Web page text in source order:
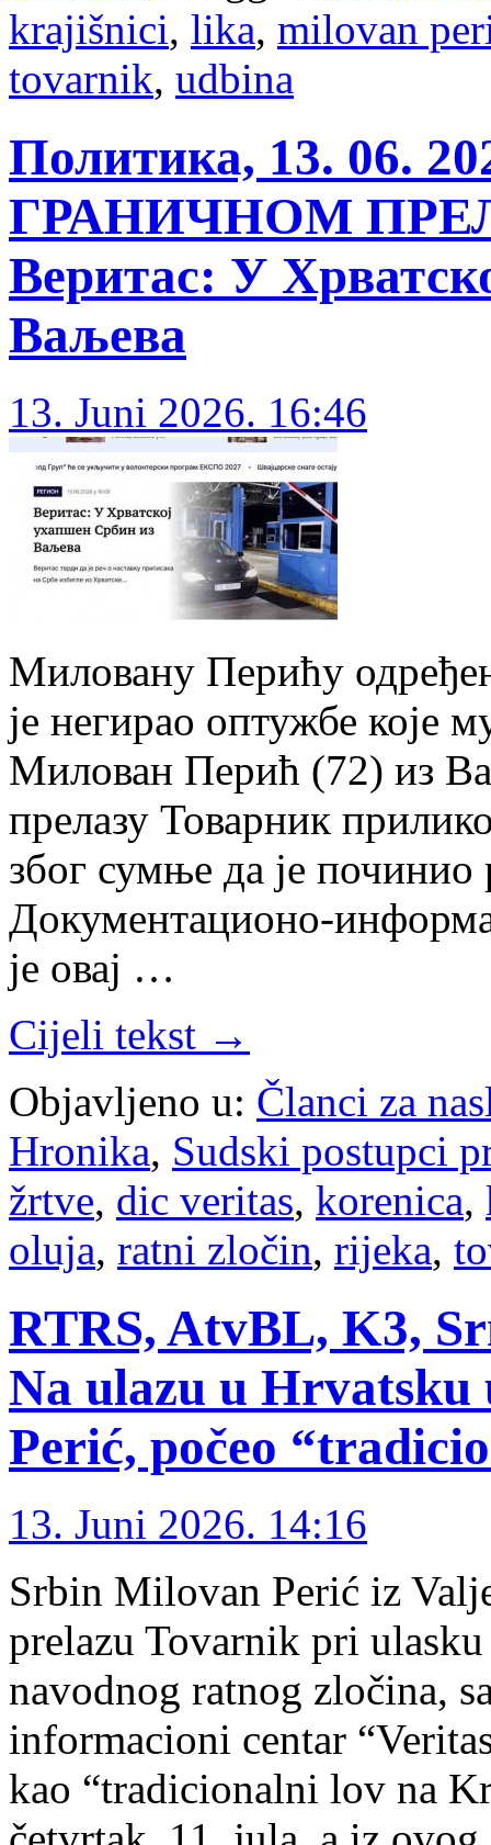
krajišnici, lika, milovan
tovarnik, udbina
Политика, 13. 06.
ГРАНИЧНОМ
Веритас: У
Ваљева
13. Juni 2026. 16:46
Миловану Перићу
је негирао оптужбе које
Милован Перић (72) из
прелазу Товарник
због сумње да је
Документационо-
је овај …
Cijeli tekst →
Objavljeno u: Članci za
Hronika, Sudski postupci
žrtve, dic veritas, korenica,
oluja, ratni zločin, rijeka,
RTRS, AtvBL, K3,
Na ulazu u Hrvatsku
Perić, počeo
13. Juni 2026. 14:16
Srbin Milovan Perić iz
prelazu Tovarnik pri
navodnog ratnog zločina,
informacioni centar
kao “tradicionalni lov na